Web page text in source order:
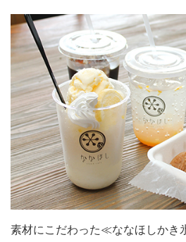
素材にこだわった≪ななほしかき